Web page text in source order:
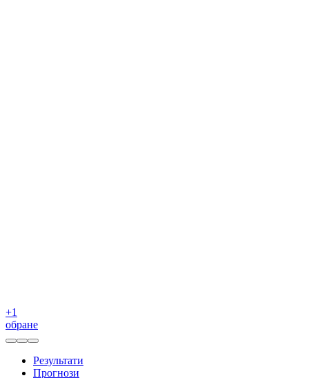
+1
обране
Результати
Прогнози